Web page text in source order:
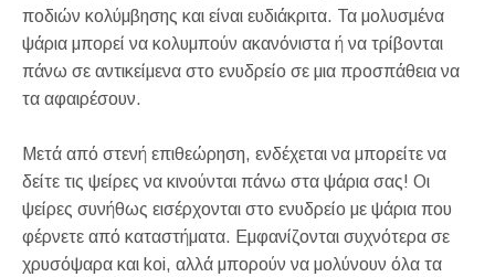
ποδιών κολύμβησης και είναι ευδιάκριτα. Τα μολυσμένα
ψάρια μπορεί να κολυμπούν ακανόνιστα ή να τρίβονται
πάνω σε αντικείμενα στο ενυδρείο σε μια προσπάθεια να
τα αφαιρέσουν.
Μετά από στενή επιθεώρηση, ενδέχεται να μπορείτε να
δείτε τις ψείρες να κινούνται πάνω στα ψάρια σας! Οι
ψείρες συνήθως εισέρχονται στο ενυδρείο με ψάρια που
φέρνετε από καταστήματα. Εμφανίζονται συχνότερα σε
χρυσόψαρα και koi, αλλά μπορούν να μολύνουν όλα τα